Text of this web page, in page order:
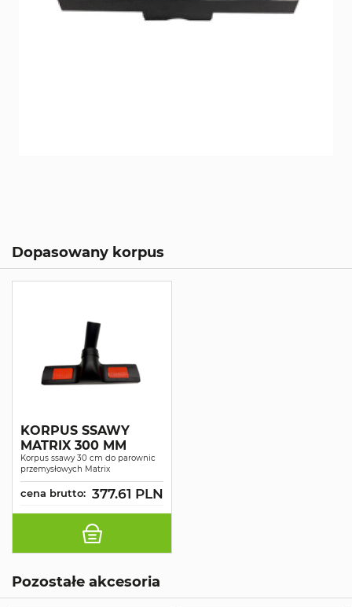
Dopasowany korpus
KORPUS SSAWY
MATRIX 300 MM
Korpus ssawy 30 cm do parownic
przemysłowych Matrix
cena brutto: 377.61 PLN
Pozostałe akcesoria